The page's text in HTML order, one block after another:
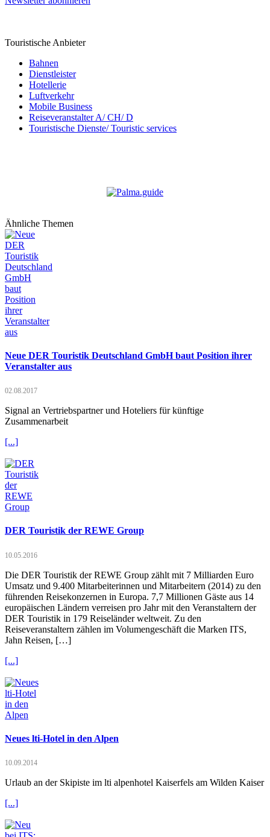
Touristische Anbieter
Bahnen
Dienstleister
Hotellerie
Luftverkehr
Mobile Business
Reiseveranstalter A/ CH/ D
Touristische Dienste/ Touristic services
Ähnliche Themen
Neue DER Touristik Deutschland GmbH baut Position ihrer
Veranstalter aus
02.08.2017
Signal an Vertriebspartner und Hoteliers für künftige
Zusammenarbeit
[...]
DER Touristik der REWE Group
10.05.2016
Die DER Touristik der REWE Group zählt mit 7 Milliarden Euro
Umsatz und 9.400 Mitarbeiterinnen und Mitarbeitern (2014) zu den
führenden Reisekonzernen in Europa. 7,7 Millionen Gäste aus 14
europäischen Ländern verreisen pro Jahr mit den Veranstaltern der
DER Touristik in 179 Reiseländer weltweit. Zu den
Reiseveranstaltern zählen im Volumengeschäft die Marken ITS,
Jahn Reisen, […]
[...]
Neues lti-Hotel in den Alpen
10.09.2014
Urlaub an der Skipiste im lti alpenhotel Kaiserfels am Wilden Kaiser
[...]